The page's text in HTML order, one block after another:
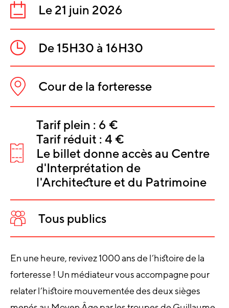
SUR
Date
:
Le 21 juin 2026
Heure
:
De 15H30 à 16H30
Lieu
:
Cour de la forteresse
Tarifs
Tarif plein : 6 €
Tarif réduit : 4 €
Le billet donne accès au Centre
d'Interprétation de
l'Architecture et du Patrimoine
Public
:
Tous publics
En une heure, revivez 1000 ans de l’histoire de la
forteresse ! Un médiateur vous accompagne pour
relater l’histoire mouvementée des deux sièges